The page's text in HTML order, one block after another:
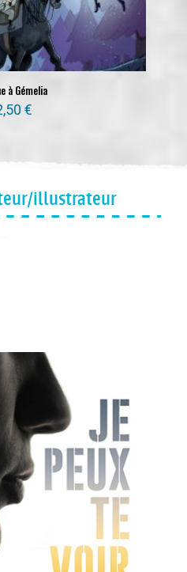
à Gémelia
€
illustrateur